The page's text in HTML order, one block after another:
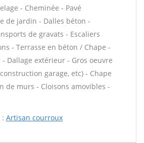
- Cheminée - Pavé
de jardin - Dalles béton -
de gravats - Escaliers
- Terrasse en béton / Chape -
Dallage extérieur - Gros oeuvre
garage, etc) - Chape
de murs - Cloisons amovibles -
Artisan courroux